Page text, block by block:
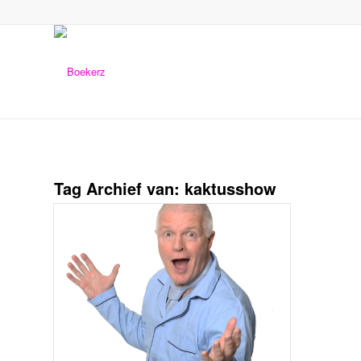
Tag Archief van: kaktusshow